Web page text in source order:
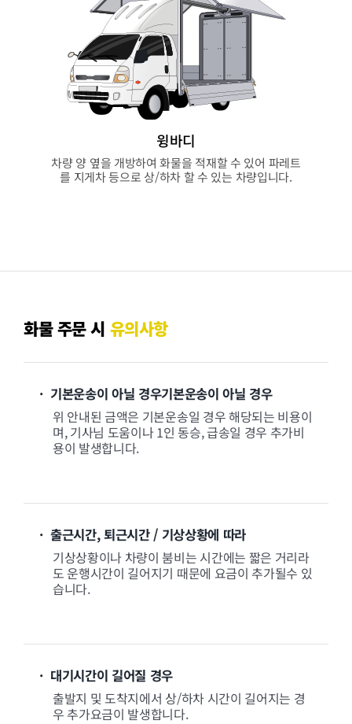
윙바디
차량 양 옆을 개방하여 화물을 적재할 수 있어 파레트
를 지게차 등으로 상/하차 할 수 있는 차량입니다.
화물 주문 시 유의사항
· 기본운송이 아닐 경우기본운송이 아닐 경우
위 안내된 금액은 기본운송일 경우 해당되는 비용이
며, 기사님 도움이나 1인 동승, 급송일 경우 추가비
용이 발생합니다.
· 출근시간, 퇴근시간 / 기상상황에 따라
기상상황이나 차량이 붐비는 시간에는 짧은 거리라
도 운행시간이 길어지기 때문에 요금이 추가될수 있
습니다.
· 대기시간이 길어질 경우
출발지 및 도착지에서 상/하차 시간이 길어지는 경
우 추가요금이 발생합니다.